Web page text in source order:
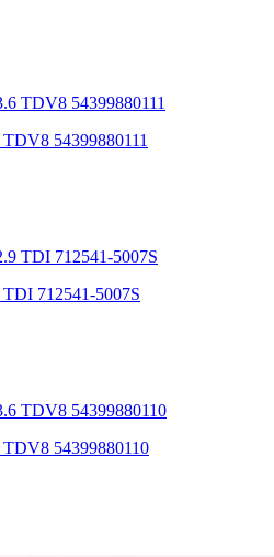
54399880111
712541-5007S
54399880110